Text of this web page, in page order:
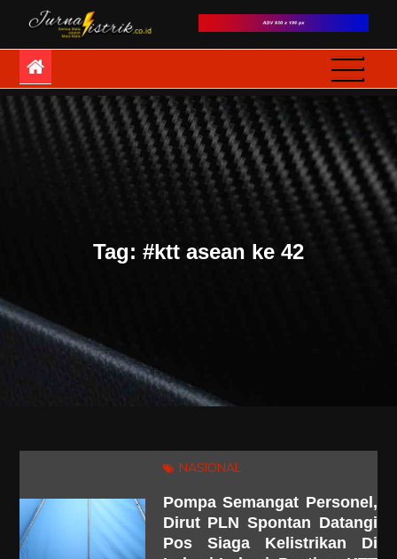
contentJurnaListrik
Semua Mata adalah
Mata-Mata
Tag: #ktt asean ke 42
NASIONAL
Pompa Semangat Personel,
Dirut PLN Spontan Datangi
Pos Siaga Kelistrikan Di